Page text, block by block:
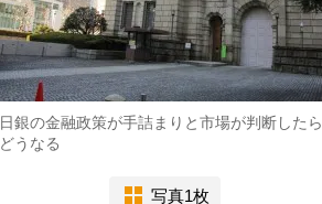
日銀の金融政策が手詰まりと市場が判断したら
どうなる
写真1枚